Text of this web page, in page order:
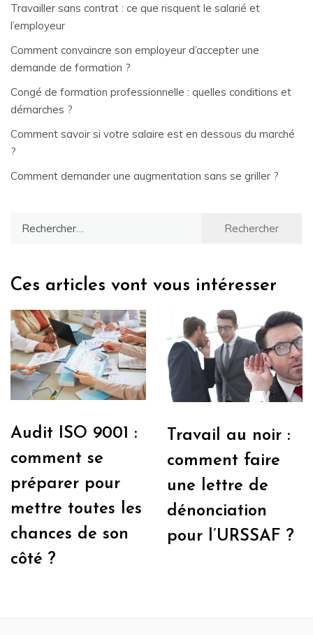
Travailler sans contrat : ce que risquent le salarié et
l’employeur
Comment convaincre son employeur d’accepter une
demande de formation ?
Congé de formation professionnelle : quelles conditions et
démarches ?
Comment savoir si votre salaire est en dessous du marché
?
Comment demander une augmentation sans se griller ?
Ces articles vont vous intéresser
Audit ISO 9001 :
comment se
préparer pour
mettre toutes les
chances de son
côté ?
Travail au noir :
comment faire
une lettre de
dénonciation
pour l’URSSAF ?